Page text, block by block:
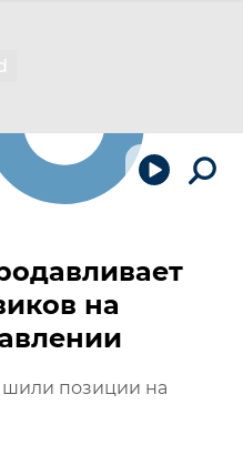
на
позиции на